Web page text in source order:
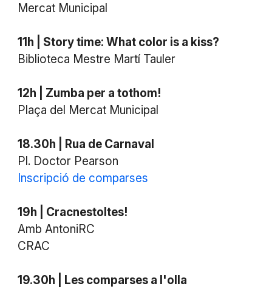
Mercat Municipal
11h | Story time: What color is a kiss?
Biblioteca Mestre Martí Tauler
12h | Zumba per a tothom!
Plaça del Mercat Municipal
18.30h | Rua de Carnaval
Pl. Doctor Pearson
Inscripció de comparses
19h | Cracnestoltes!
Amb AntoniRC
CRAC
19.30h | Les comparses a l'olla